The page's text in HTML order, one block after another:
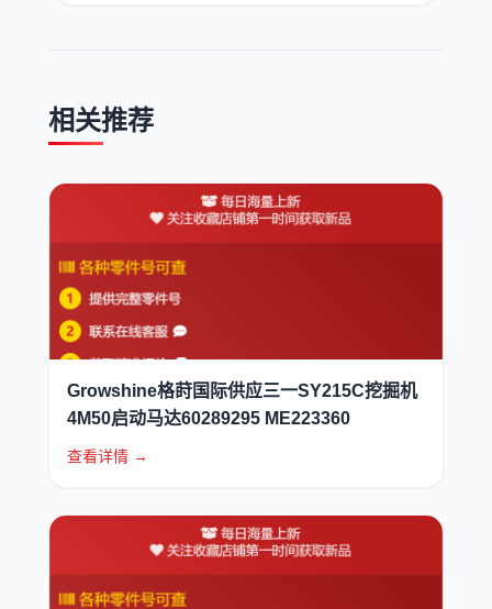
相关推荐
Growshine格莳国际供应三一SY215C挖掘机
4M50启动马达60289295 ME223360
查看详情 →